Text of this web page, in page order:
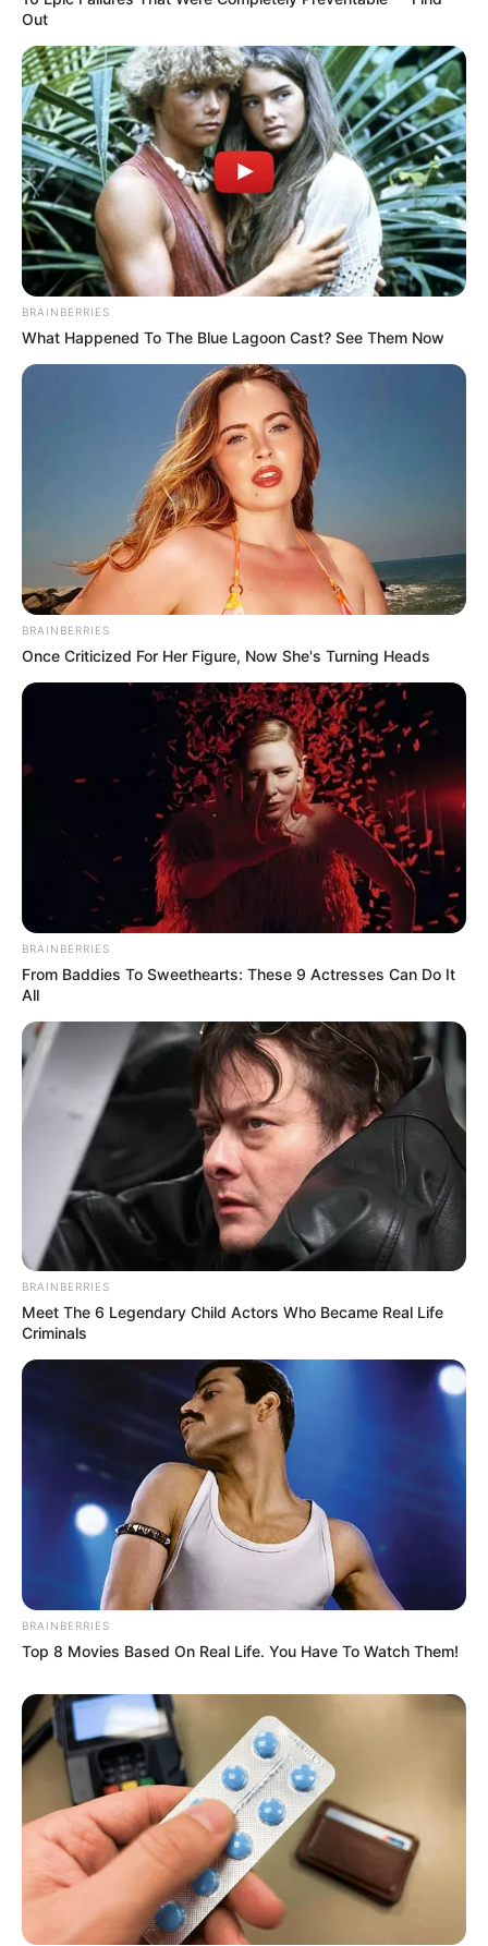
นักเขียน
อ.มิก พชร ทูตเทวะ
เนื้อหาที่ได้รับการโปรโมต
Why everything you thought you knew about water
might be wrong
Think You Know FIFA 2026? These Facts May
Surprise You
BRAINBERRIES
Why this ordinary drink is the secret to feeling your
best every day
Sensual Dance Scenes We Saw In Movies
Won't Forget
BRAINBERRIES
Out
BRAINBERRIES
What Happened To The Blue Lagoon Cast? See Them Now
BRAINBERRIES
Once Criticized For Her Figure, Now She's Turning Heads
BRAINBERRIES
From Baddies To Sweethearts: These 9 Actresses Can Do It
All
BRAINBERRIES
Meet The 6 Legendary Child Actors Who Became Real Life
Criminals
BRAINBERRIES
Top 8 Movies Based On Real Life. You Have To Watch Them!